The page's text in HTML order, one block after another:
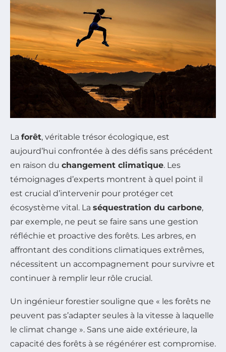
La forêt, véritable trésor écologique, est
aujourd’hui confrontée à des défis sans précédent
en raison du changement climatique. Les
témoignages d’experts montrent à quel point il
est crucial d’intervenir pour protéger cet
écosystème vital. La séquestration du carbone,
par exemple, ne peut se faire sans une gestion
réfléchie et proactive des forêts. Les arbres, en
affrontant des conditions climatiques extrêmes,
nécessitent un accompagnement pour survivre et
continuer à remplir leur rôle crucial.
Un ingénieur forestier souligne que « les forêts ne
peuvent pas s’adapter seules à la vitesse à laquelle
le climat change ». Sans une aide extérieure, la
capacité des forêts à se régénérer est compromise.